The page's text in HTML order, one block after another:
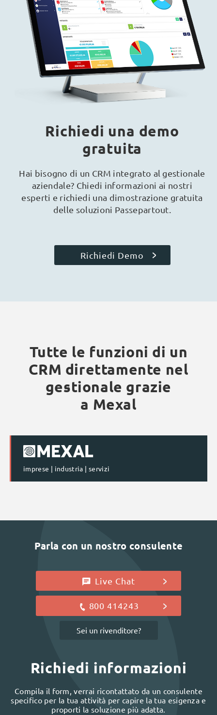
Richiedi una demo
gratuita
Hai bisogno di un CRM integrato al gestionale
aziendale? Chiedi informazioni ai nostri
esperti e richiedi una dimostrazione gratuita
delle soluzioni Passepartout.
Richiedi Demo
Tutte le funzioni di un
CRM direttamente nel
gestionale grazie
a Mexal
imprese | industria | servizi
Parla con un nostro consulente
Live Chat
800 414243
Sei un rivenditore?
Richiedi informazioni
Compila il form, verrai ricontattato da un consulente
specifico per la tua attività per capire la tua esigenza e
proporti la soluzione più adatta.